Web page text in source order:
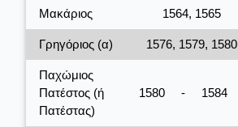
Μακάριος 1564, 1565
Γρηγόριος (α) 1576, 1579, 1580
Παχώμιος
Πατέστος (ή
Πατέστας)
1580 - 1584